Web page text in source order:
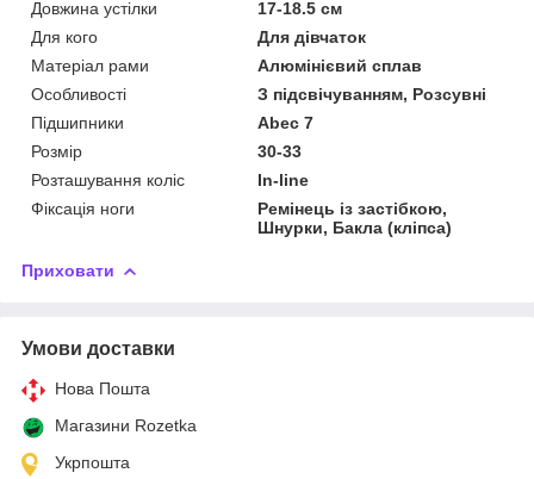
Довжина устілки
17-18.5 см
Для кого
Для дівчаток
Матеріал рами
Алюмінієвий сплав
Особливості
З підсвічуванням, Розсувні
Підшипники
Abec 7
Розмір
30-33
Розташування коліс
In-line
Фіксація ноги
Ремінець із застібкою,
Шнурки, Бакла (кліпса)
Приховати
Умови доставки
Нова Пошта
Магазини Rozetka
Укрпошта